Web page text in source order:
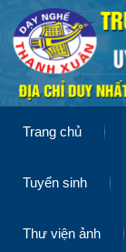
Trang chủ
Tuyển sinh
Thư viện ảnh